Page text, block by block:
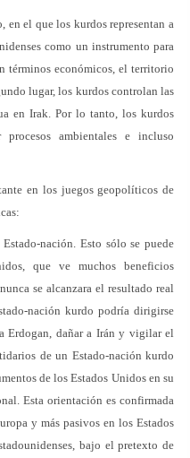
en el que los kurdos representan a
como un instrumento para
términos económicos, el territorio
lugar, los kurdos controlan las
en Irak. Por lo tanto, los kurdos
ambientales e incluso
en los juegos geopolíticos de
nación. Esto sólo se puede
que ve muchos beneficios
se alcanzara el resultado real
nación kurdo podría dirigirse
Erdogan, dañar a Irán y vigilar el
de un Estado-nación kurdo
de los Estados Unidos en su
Esta orientación es confirmada
y más pasivos en los Estados
bajo el pretexto de